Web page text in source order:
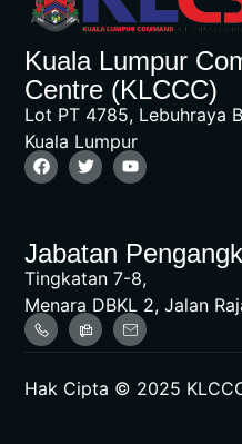
Kuala Lumpur
Centre (KLCCC)
Lot PT 4785, Lebuhraya
Kuala Lumpur
Jabatan
Tingkatan 7-8,
Menara DBKL 2, Jalan
Hak Cipta © 2025